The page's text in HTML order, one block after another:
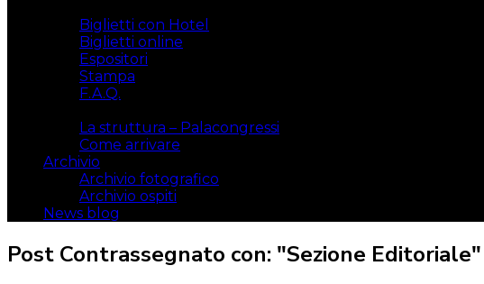
Biglietti con Hotel
Biglietti online
Espositori
Stampa
F.A.Q.
La struttura – Palacongressi
Come arrivare
Archivio
Archivio fotografico
Archivio ospiti
News blog
Post Contrassegnato con: "Sezione Editoriale"